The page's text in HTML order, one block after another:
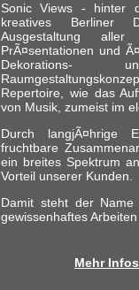
Sonic Views - hinter
kreatives Berliner
Ausgestaltung aller
PrÃ¤sentationen und
Dekorations-
Repertoire, wie das
von Musik, zumeist im
Durch langjÃ¤hrige
fruchtbare
ein breites Spektrum
Vorteil unserer Kunden.
Damit steht der
gewissenhaftes
Mehr